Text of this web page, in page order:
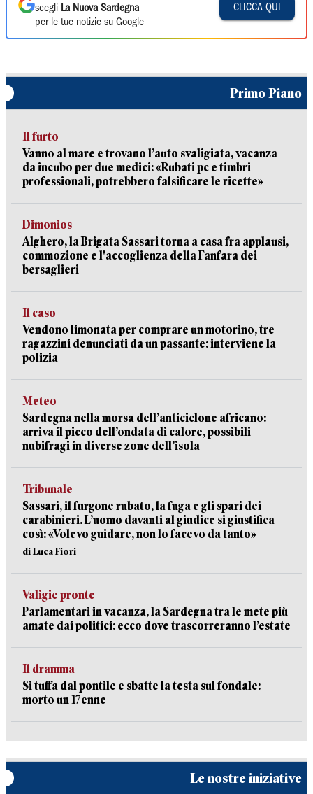
scegli La Nuova Sardegna
per le tue notizie su Google
CLICCA QUI
Primo Piano
Il furto
Vanno al mare e trovano l’auto svaligiata, vacanza
da incubo per due medici: «Rubati pc e timbri
professionali, potrebbero falsificare le ricette»
Dimonios
Alghero, la Brigata Sassari torna a casa fra applausi,
commozione e l'accoglienza della Fanfara dei
bersaglieri
Il caso
Vendono limonata per comprare un motorino, tre
ragazzini denunciati da un passante: interviene la
polizia
Meteo
Sardegna nella morsa dell’anticiclone africano:
arriva il picco dell’ondata di calore, possibili
nubifragi in diverse zone dell’isola
Tribunale
Sassari, il furgone rubato, la fuga e gli spari dei
carabinieri. L’uomo davanti al giudice si giustifica
così: «Volevo guidare, non lo facevo da tanto»
di Luca Fiori
Valigie pronte
Parlamentari in vacanza, la Sardegna tra le mete più
amate dai politici: ecco dove trascorreranno l’estate
Il dramma
Si tuffa dal pontile e sbatte la testa sul fondale:
morto un 17enne
Le nostre iniziative